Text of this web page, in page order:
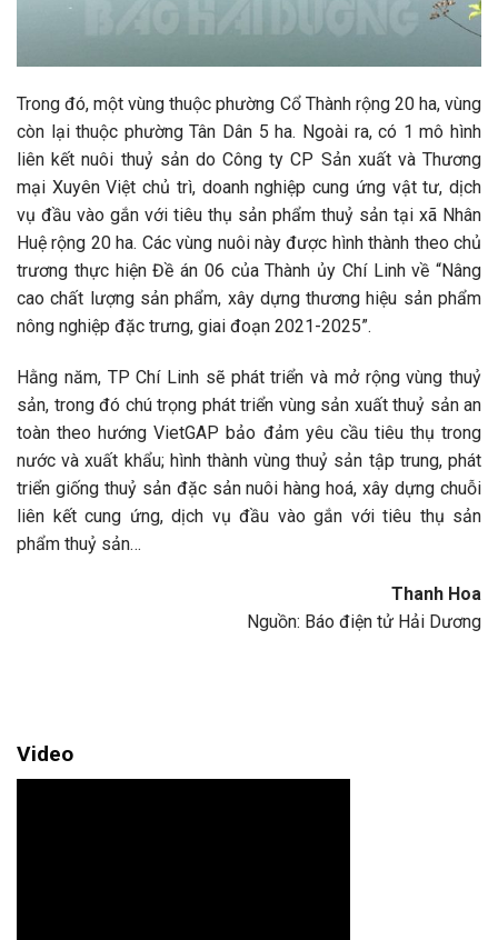
Trong đó, một vùng thuộc phường Cổ Thành rộng 20 ha, vùng
còn lại thuộc phường Tân Dân 5 ha. Ngoài ra, có 1 mô hình
liên kết nuôi thuỷ sản do Công ty CP Sản xuất và Thương
mại Xuyên Việt chủ trì, doanh nghiệp cung ứng vật tư, dịch
vụ đầu vào gắn với tiêu thụ sản phẩm thuỷ sản tại xã Nhân
Huệ rộng 20 ha. Các vùng nuôi này được hình thành theo chủ
trương thực hiện Đề án 06 của Thành ủy Chí Linh về “Nâng
cao chất lượng sản phẩm, xây dựng thương hiệu sản phẩm
nông nghiệp đặc trưng, giai đoạn 2021-2025”.
Hằng năm, TP Chí Linh sẽ phát triển và mở rộng vùng thuỷ
sản, trong đó chú trọng phát triển vùng sản xuất thuỷ sản an
toàn theo hướng VietGAP bảo đảm yêu cầu tiêu thụ trong
nước và xuất khẩu; hình thành vùng thuỷ sản tập trung, phát
triển giống thuỷ sản đặc sản nuôi hàng hoá, xây dựng chuỗi
liên kết cung ứng, dịch vụ đầu vào gắn với tiêu thụ sản
phẩm thuỷ sản…
Thanh Hoa
Nguồn: Báo điện tử Hải Dương
Video